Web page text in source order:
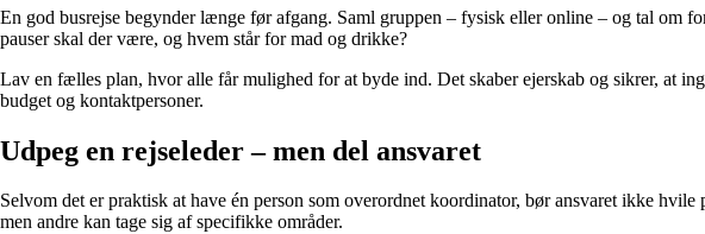
En god busrejse begynder længe før afgang. Saml gruppen – fysisk eller online – og tal om
pauser skal der være, og hvem står for mad og drikke?
Lav en fælles plan, hvor alle får mulighed for at byde ind. Det skaber ejerskab og sikrer, at
budget og kontaktpersoner.
Udpeg en rejseleder – men del ansvaret
Selvom det er praktisk at have én person som overordnet koordinator, bør ansvaret ikke
men andre kan tage sig af specifikke områder.